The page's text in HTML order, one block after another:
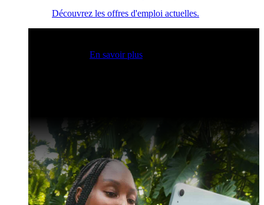
Découvrez les offres d'emploi actuelles.
En savoir plus